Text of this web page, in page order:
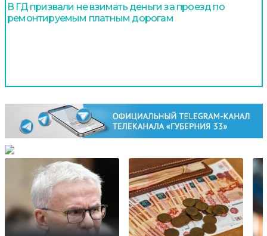
В ГД призвали не взимать деньги за проезд по
ремонтируемым платным дорогам